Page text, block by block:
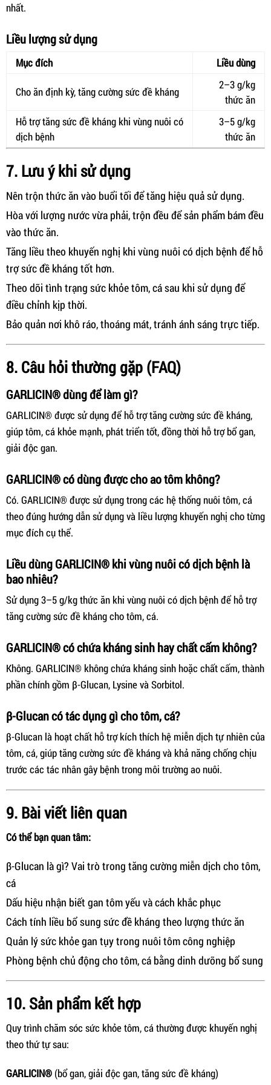
nhất.
Liều lượng sử dụng
Mục đích Liều dùng
Cho ăn định kỳ, tăng cường sức đề kháng
2–3 g/kg
thức ăn
Hỗ trợ tăng sức đề kháng khi vùng nuôi có
dịch bệnh
3–5 g/kg
thức ăn
7. Lưu ý khi sử dụng
Nên trộn thức ăn vào buổi tối để tăng hiệu quả sử dụng.
Hòa với lượng nước vừa phải, trộn đều để sản phẩm bám đều
vào thức ăn.
Tăng liều theo khuyến nghị khi vùng nuôi có dịch bệnh để hỗ
trợ sức đề kháng tốt hơn.
Theo dõi tình trạng sức khỏe tôm, cá sau khi sử dụng để
điều chỉnh kịp thời.
Bảo quản nơi khô ráo, thoáng mát, tránh ánh sáng trực tiếp.
8. Câu hỏi thường gặp (FAQ)
GARLICIN® dùng để làm gì?
GARLICIN® được sử dụng để hỗ trợ tăng cường sức đề kháng,
giúp tôm, cá khỏe mạnh, phát triển tốt, đồng thời hỗ trợ bổ gan,
giải độc gan.
GARLICIN® có dùng được cho ao tôm không?
Có. GARLICIN® được sử dụng trong các hệ thống nuôi tôm, cá
theo đúng hướng dẫn sử dụng và liều lượng khuyến nghị cho từng
mục đích cụ thể.
Liều dùng GARLICIN® khi vùng nuôi có dịch bệnh là
bao nhiêu?
Sử dụng 3–5 g/kg thức ăn khi vùng nuôi có dịch bệnh để hỗ trợ
tăng cường sức đề kháng cho tôm, cá.
GARLICIN® có chứa kháng sinh hay chất cấm không?
Không. GARLICIN® không chứa kháng sinh hoặc chất cấm, thành
phần chính gồm β-Glucan, Lysine và Sorbitol.
β-Glucan có tác dụng gì cho tôm, cá?
β-Glucan là hoạt chất hỗ trợ kích thích hệ miễn dịch tự nhiên của
tôm, cá, giúp tăng cường sức đề kháng và khả năng chống chịu
trước các tác nhân gây bệnh trong môi trường ao nuôi.
9. Bài viết liên quan
Có thể bạn quan tâm:
β-Glucan là gì? Vai trò trong tăng cường miễn dịch cho tôm,
cá
Dấu hiệu nhận biết gan tôm yếu và cách khắc phục
Cách tính liều bổ sung sức đề kháng theo lượng thức ăn
Quản lý sức khỏe gan tụy trong nuôi tôm công nghiệp
Phòng bệnh chủ động cho tôm, cá bằng dinh dưỡng bổ sung
10. Sản phẩm kết hợp
Quy trình chăm sóc sức khỏe tôm, cá thường được khuyến nghị
theo thứ tự sau:
GARLICIN® (bổ gan, giải độc gan, tăng sức đề kháng)